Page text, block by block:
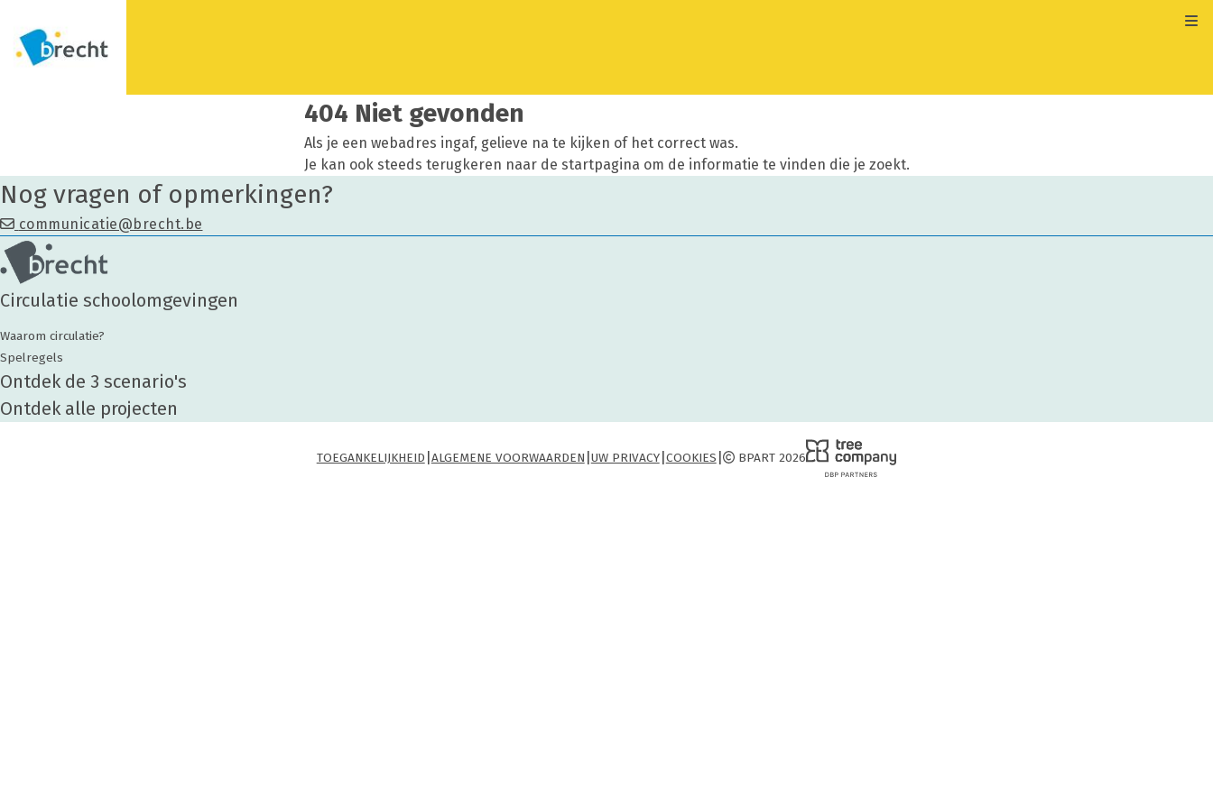
404 Niet gevonden
Als je een webadres ingaf, gelieve na te kijken of het correct was.
Je kan ook steeds terugkeren naar de startpagina om de informatie te vinden die je zoekt.
Nog vragen of opmerkingen?
communicatie@brecht.be
Circulatie schoolomgevingen
Waarom circulatie?
Spelregels
Ontdek de 3 scenario's
Ontdek alle projecten
TOEGANKELIJKHEID ALGEMENE VOORWAARDEN UW PRIVACY| COOKIES BPART 2026